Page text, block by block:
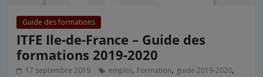
Guide des formations
ITFE Ile-de-France – Guide des
formations 2019-2020
17 septembre 2019 emploi, Formation, guide 2019-2020,